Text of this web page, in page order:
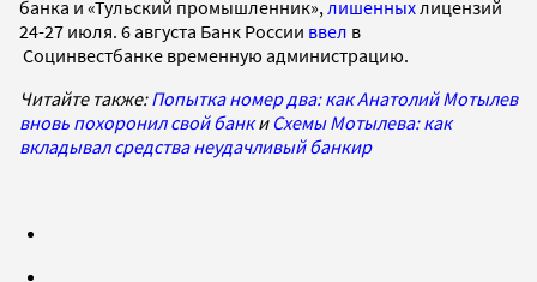
банка и «Тульский промышленник», лишенных лицензий
24-27 июля. 6 августа Банк России ввел в
Социнвестбанке временную администрацию.
Читайте также:Попытка номер два: как Анатолий Мотылев
вновь похоронил свой банки Схемы Мотылева: как
вкладывал средства неудачливый банкир